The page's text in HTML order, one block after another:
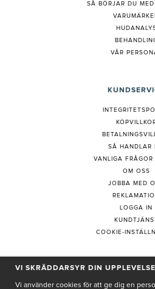
SÅ BÖRJAR DU MED
VÅR
SÅ HANDLAR
VANLIGA FRÅGOR
OM OSS
JOBBA MED
LOGGA IN
COOKIE-
PRENUMERERA PÅ
VI SKRÄDDARSYR DIN UPPLEVELSE
Vi använder cookies för att ge dig en